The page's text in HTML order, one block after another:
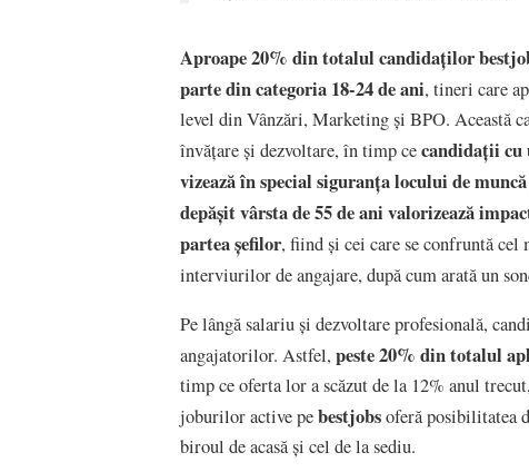
Aproape 20% din totalul candidaților
parte din categoria 18-24 de ani, tineri care
level din Vânzări, Marketing și BPO. Această
învățare și dezvoltare, în timp cecandidații cu
vizează în special siguranța locului de
depășit vârsta de 55 de ani valorizează
partea șefilor, fiind și cei care se confruntă cel
interviurilor de angajare, după cum arată un
Pe lângă salariu și dezvoltare profesională,
angajatorilor. Astfel, peste 20% din totalul
timp ce oferta lor a scăzut de la 12% anul
joburilor active pebestjobsoferă posibilitatea
biroul de acasă și cel de la sediu.